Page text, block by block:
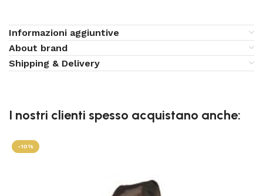
Informazioni aggiuntive
About brand
Shipping & Delivery
I nostri clienti spesso acquistano anche:
-10%